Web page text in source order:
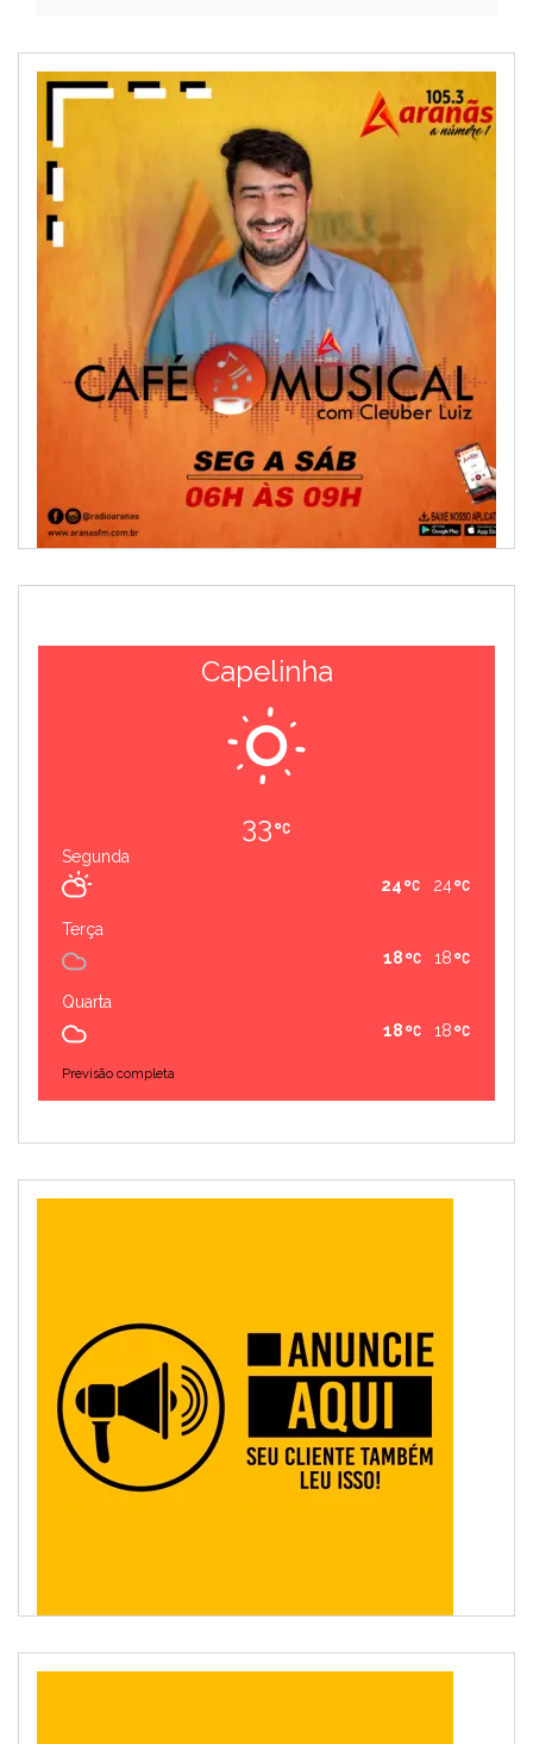
Capelinha
33
Segunda
24
24
Terça
18
18
Quarta
18
18
Previsão completa